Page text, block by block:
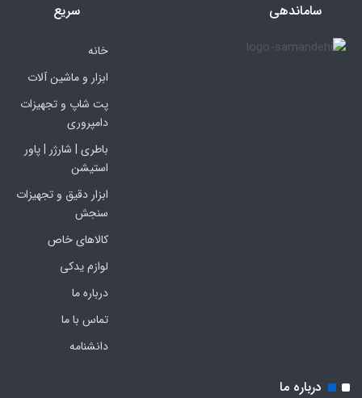
ساماندهی
سریع
خانه
ابزار و ماشین آلات
پت شاپ و تجهیزات
دامپروری
باطری | شارژر | پاور
استیشن
ابزار دقیق و تجهیزات
سنجش
کالاهای خاص
لوازم یدکی
درباره ما
تماس با ما
دانشنامه
درباره ما